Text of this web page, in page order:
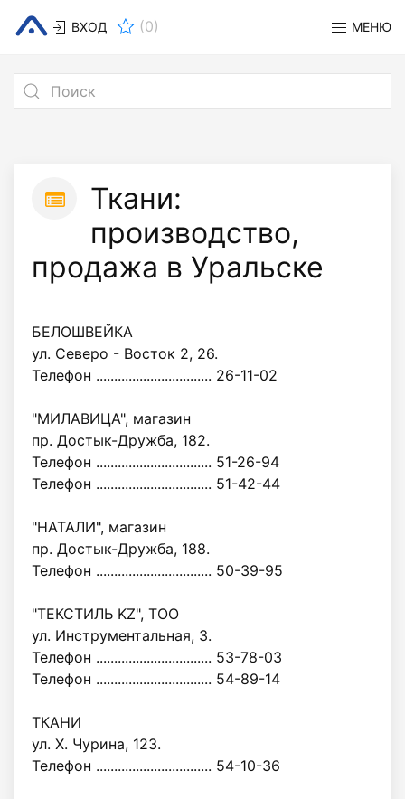
ВХОД (0) МЕНЮ
Ткани:
производство,
продажа в Уральске
БЕЛОШВЕЙКА
ул. Северо - Восток 2, 26.
Телефон ................................ 26-11-02
"МИЛАВИЦА", магазин
пр. Достык-Дружба, 182.
Телефон ................................ 51-26-94
Телефон ................................ 51-42-44
"НАТАЛИ", магазин
пр. Достык-Дружба, 188.
Телефон ................................ 50-39-95
"ТЕКСТИЛЬ KZ", ТОО
ул. Инструментальная, 3.
Телефон ................................ 53-78-03
Телефон ................................ 54-89-14
ТКАНИ
ул. Х. Чурина, 123.
Телефон ................................ 54-10-36